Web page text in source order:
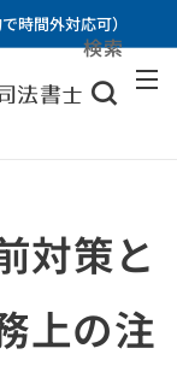
時間外対応可）
法書士・
検索
対策と
上の注